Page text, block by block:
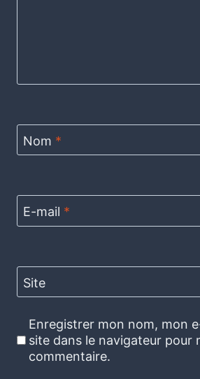
Nom *
E-mail *
Site
Enregistrer mon nom, mon
site dans le navigateur pour
commentaire.